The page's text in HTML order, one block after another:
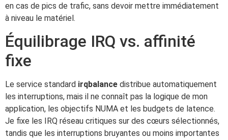
en cas de pics de trafic, sans devoir mettre immédiatement
à niveau le matériel.
Équilibrage IRQ vs. affinité
fixe
Le service standard irqbalance distribue automatiquement
les interruptions, mais il ne connaît pas la logique de mon
application, les objectifs NUMA et les budgets de latence.
Je fixe les IRQ réseau critiques sur des cœurs sélectionnés,
tandis que les interruptions bruyantes ou moins importantes